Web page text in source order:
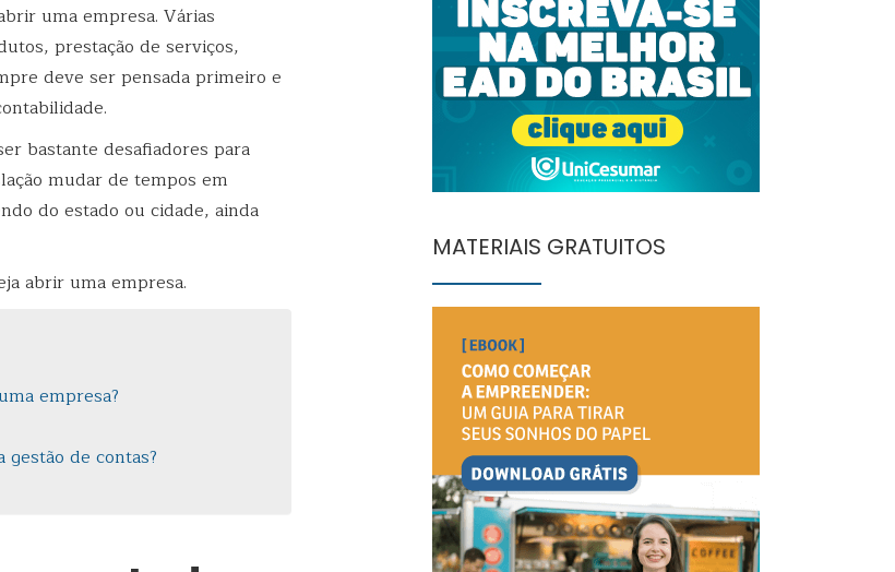
uma empresa. Várias
prestação de serviços,
deve ser pensada primeiro e
bastante desafiadores para
mudar de tempos em
do estado ou cidade, ainda
abrir uma empresa.
empresa?
de contas?
MATERIAIS GRATUITOS